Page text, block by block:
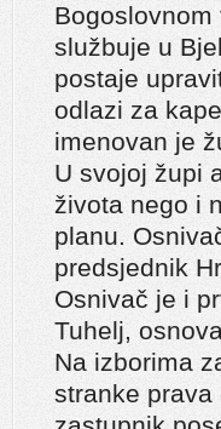
službuje u
postaje
odlazi za
imenovan je
U svojoj župi
života nego i
planu.
predsjednik
Osnivač je i
Tuhelj,
Na izborima
stranke prava